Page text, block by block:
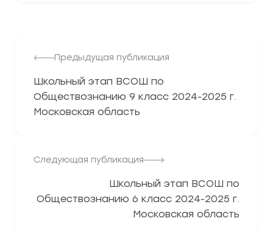
Предыдущая публикация
Школьный этап ВСОШ по
Обществознанию 9 класс 2024-2025 г.
Московская область
Следующая публикация
Школьный этап ВСОШ по
Обществознанию 6 класс 2024-2025 г.
Московская область